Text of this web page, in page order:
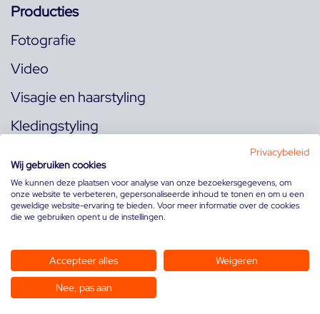
Producties
Fotografie
Video
Visagie en haarstyling
Kledingstyling
Volg ons op:
Privacybeleid
Wij gebruiken cookies
We kunnen deze plaatsen voor analyse van onze bezoekersgegevens, om
onze website te verbeteren, gepersonaliseerde inhoud te tonen en om u een
geweldige website-ervaring te bieden. Voor meer informatie over de cookies
die we gebruiken opent u de instellingen.
Accepteer alles Weigeren
Nee, pas aan